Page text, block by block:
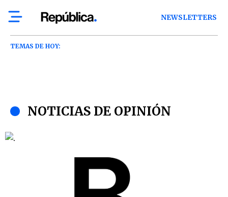
NEWSLETTERS
TEMAS DE HOY:
NOTICIAS DE OPINIÓN